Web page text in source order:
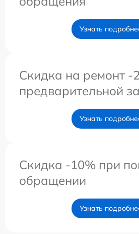
Узнать
Скидка на ремонт -
предварительной
Узнать
Скидка -10% при
обращении
Узнать